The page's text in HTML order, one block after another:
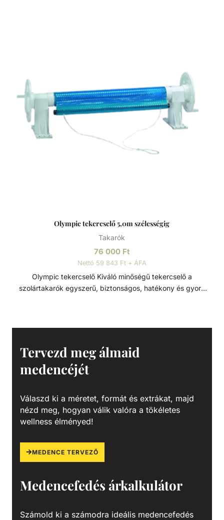
Olympic tekercselő 5,0m szélességig
Takarók
76 000 Ft
Nettó 59 843 Ft + ÁFA
Olympic tekercselő Kiváló minőségű tekercselő a
szolártakarók egyszerű, biztonságos, hatékony és gyors
Tervezd meg álmaid
medencéjét
Válaszd ki a méretet, formát és extrákat, majd
nézd meg, hogyan válik valóra a tökéletes
wellness élményed!
MEDENCE TERVEZŐ
Medencefedés árkalkulátor
Számold ki a számodra ideális medencefedés